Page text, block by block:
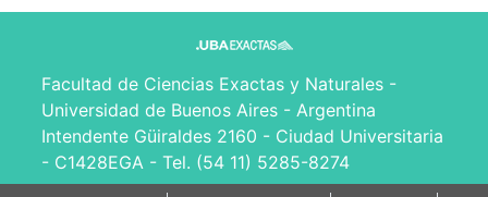
Facultad de Ciencias Exactas y Naturales -
Universidad de Buenos Aires - Argentina
Intendente Güiraldes 2160 - Ciudad Universitaria
- C1428EGA - Tel. (54 11) 5285-8274